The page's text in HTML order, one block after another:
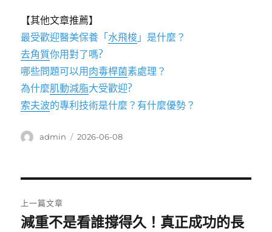
【其他文章推薦】
最受歡迎醫美保養「水飛梭 」是什麼？
去角質你用對了嗎?
哪些問題可以用 肉毒桿菌素處理？
為什麼肌動減脂大受歡迎?
索夫波的專利技術是什麼？有什麼優勢？
作
admin
發
2026-06-08
章
上一篇文章
上
減重不是看誰撐得久！真正成功的長